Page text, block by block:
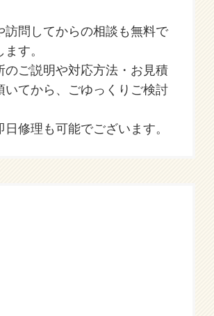
訪問してからの相談も無料で
す。
のご説明や対応方法・お見積
いてから、ごゆっくりご検討
日修理も可能でございます。